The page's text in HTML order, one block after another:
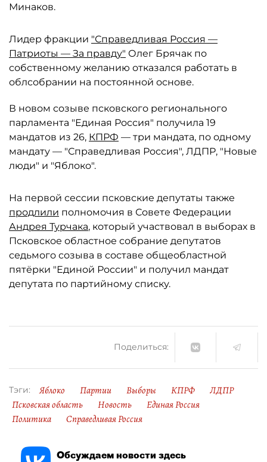
Минаков.
Лидер фракции "Справедливая Россия —
Патриоты — За правду" Олег Брячак по
собственному желанию отказался работать в
облсобрании на постоянной основе.
В новом созыве псковского регионального
парламента "Единая Россия" получила 19
мандатов из 26, КПРФ — три мандата, по одному
мандату — "Справедливая Россия", ЛДПР, "Новые
люди" и "Яблоко".
На первой сессии псковские депутаты также
продлили полномочия в Совете Федерации
Андрея Турчака, который участвовал в выборах в
Псковское областное собрание депутатов
седьмого созыва в составе общеобластной
пятёрки "Единой России" и получил мандат
депутата по партийному списку.
Поделиться:
Тэги: Яблоко Партии Выборы КПРФ
ЛДПР
Псковская область
Новость
Единая Россия
Политика
Справедливая Россия
Обсуждаем новости здесь